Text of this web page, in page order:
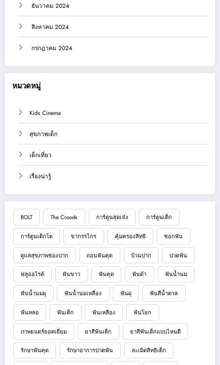
ธันวาคม 2024
สิงหาคม 2024
กรกฎาคม 2024
หมวดหมู่
Kids Cinema
สุขภาพเด็ก
เด็กเที่ยว
เรื่องน่ารู้
BOLT The Croods การ์ตูนสุดเจ๋ง การ์ตูนเด็ก
การ์ตูนเด็กโต ขากรรไกร คุ้มครองสิทธิ ซอกฟัน
ดูแลสุขภาพช่องปาก ถอนฟันคุด บ้วนปาก ปวดฟัน
ฟลูออไรด์ ฟันขาว ฟันคุด ฟันดำ ฟันน้ำนม
ฟันน้ำนมผุ ฟันน้ำนมเหลือง ฟันผุ ฟันสีน้ำตาล
ฟันหลอ ฟันเด็ก ฟันเหลือง ฟันโยก
ภาพยนตร์ยอดเยี่ยม ยาสีฟันเด็ก ยาสีฟันเด็กแบบไหนดี
รักษาฟันคุด รักษาอาการปวดฟัน ละเมิดสิทธิเด็ก